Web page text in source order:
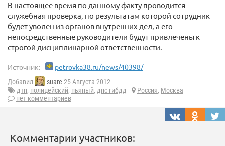
В настоящее время по данному факту проводится
служебная проверка, по результатам которой сотрудник
будет уволен из органов внутренних дел, а его
непосредственные руководители будут привлечены к
строгой дисциплинарной ответственности.
Источник: petrovka38.ru/news/40398/
Добавил suare 25 Августа 2012
дтп, полицейский, пьяный, дпс гибдд Россия, Москва
нет комментариев
Комментарии участников: